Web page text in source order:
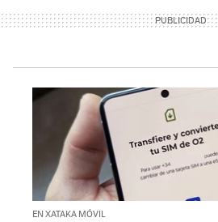
EN XATAKA MÓVIL